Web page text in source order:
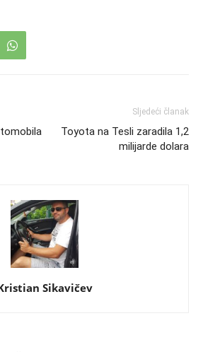
Sljedeći članak
Toyota na Tesli zaradila 1,2
milijarde dolara
Sikavičev